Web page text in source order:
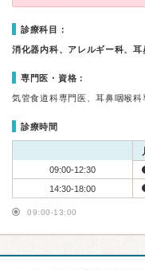
診療科目：
消化器内科、アレルギー科、耳
専門医・資格：
気管食道科専門医、耳鼻咽喉科
診療時間
09:00-12:30
14:30-18:00
09:00-13:00